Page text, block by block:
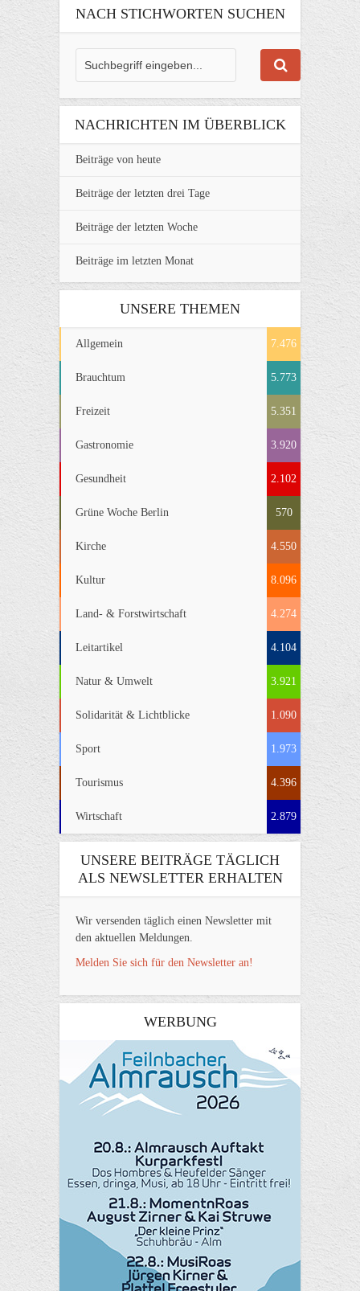
NACH STICHWORTEN SUCHEN
NACHRICHTEN IM ÜBERBLICK
Beiträge von heute
Beiträge der letzten drei Tage
Beiträge der letzten Woche
Beiträge im letzten Monat
UNSERE THEMEN
Allgemein 7.476
Brauchtum 5.773
Freizeit 5.351
Gastronomie 3.920
Gesundheit 2.102
Grüne Woche Berlin 570
Kirche 4.550
Kultur 8.096
Land- & Forstwirtschaft 4.274
Leitartikel 4.104
Natur & Umwelt 3.921
Solidarität & Lichtblicke 1.090
Sport 1.973
Tourismus 4.396
Wirtschaft 2.879
UNSERE BEITRÄGE TÄGLICH
ALS NEWSLETTER ERHALTEN
Wir versenden täglich einen Newsletter mit
den aktuellen Meldungen.
Melden Sie sich für den Newsletter an!
WERBUNG